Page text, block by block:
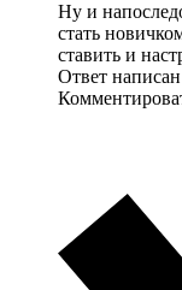
Ну и
стать
ставить и
Ответ написан